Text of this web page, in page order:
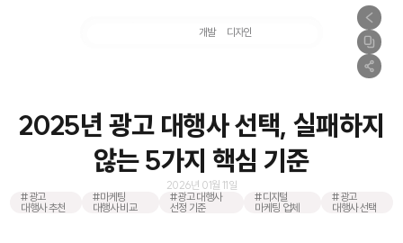
개발 디자인
2025년 광고 대행사 선택, 실패하지
않는 5가지 핵심 기준
2026년 01월 11일
#광고
대행사 추천
#마케팅
대행사 비교
#광고 대행사
선정 기준
#디지털
마케팅 업체
#광고
대행사 선택